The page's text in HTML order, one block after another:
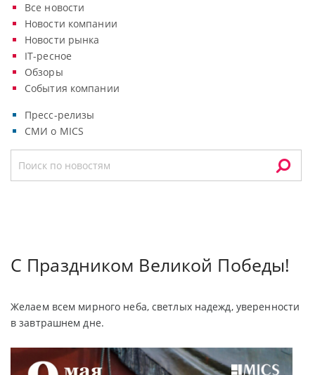
Все новости
Новости компании
Новости рынка
IT-ресное
Обзоры
События компании
Пресс-релизы
СМИ о MICS
С Праздником Великой Победы!
Желаем всем мирного неба, светлых надежд, уверенности
в завтрашнем дне.